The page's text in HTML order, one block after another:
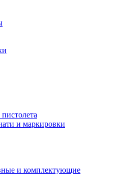
и маркировки
и комплектующие